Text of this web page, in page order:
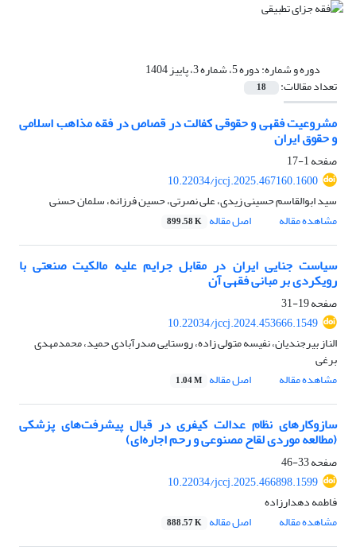
دوره و شماره:دوره 5، شماره 3، پاییز 1404
تعداد مقالات: 18
مشروعیت فقهی و حقوقی کفالت در قصاص در فقه مذاهب اسلامی
و حقوق ایران
صفحه1-17
10.22034/jccj.2025.467160.1600
سید ابوالقاسم حسینی زیدی، علی نصرتی، حسین فرزانه، سلمان حسنی
مشاهده مقاله
اصل مقاله 899.58 K
سیاست جنایی ایران در مقابل جرایم علیه مالکیت صنعتی با
رویکردی بر مبانی فقهی آن
صفحه19-31
10.22034/jccj.2024.453666.1549
الناز بیرجندیان، نفیسه متولی زاده، روستایی صدرآبادی حمید، محمدمهدی
برغی
مشاهده مقاله
اصل مقاله 1.04 M
سازوکارهای نظام عدالت کیفری در قبال پیشرفت‌های پزشکی
(مطالعه موردی لقاح مصنوعی و رحم اجاره‌ای)
صفحه33-46
10.22034/jccj.2025.466898.1599
فاطمه دهدارزاده
مشاهده مقاله
اصل مقاله 888.57 K